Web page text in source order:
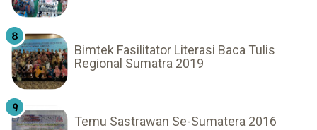
Bimtek Fasilitator Literasi Baca Tulis
Regional Sumatra 2019
Temu Sastrawan Se-Sumatera 2016